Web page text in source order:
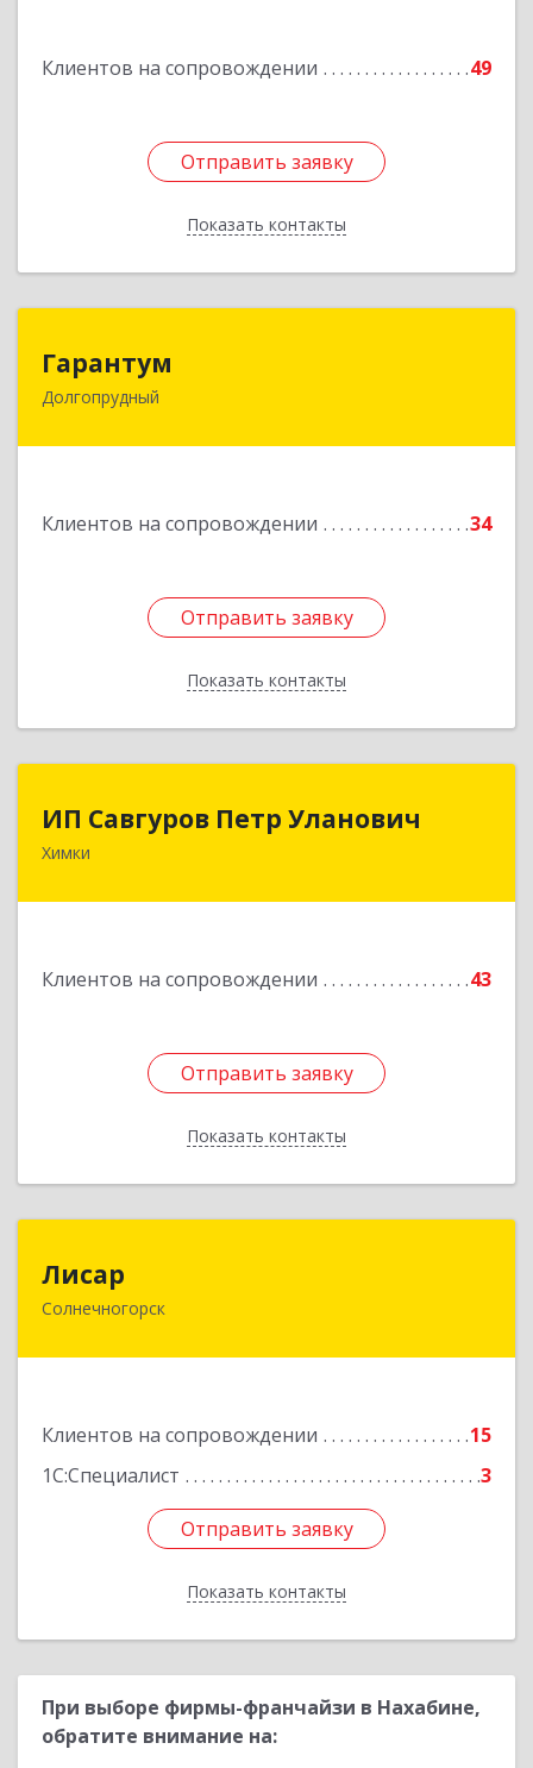
Клиентов на сопровождении 49
Отправить заявку
Показать контакты
Отправить заявку
Назад
Гарантум
Долгопрудный
Клиентов на сопровождении 34
Отправить заявку
Показать контакты
141707, Московская обл, Долгопрудный г,
Отправить заявку
Назад
ИП Савгуров Петр Уланович
Химки
Клиентов на сопровождении 43
Отправить заявку
Показать контакты
141407, Московская обл, Химки г, Молодежная
Отправить заявку
Назад
Лисар
Солнечногорск
Клиентов на сопровождении
15
1С:Специалист
3
Отправить заявку
Показать контакты
141551, Московская обл, Солнечногорский р-н,
Подробнее
Отправить заявку
Назад
При выборе фирмы-франчайзи в Нахабине,
обратите внимание на: